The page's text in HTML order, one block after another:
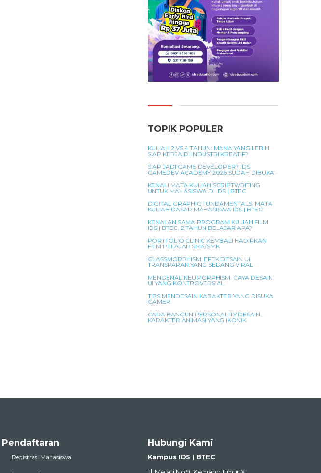
TOPIK POPULER
KULIAH 2 VS 4 TAHUN: MANA YANG LEBIH
SIAP KERJA DI INDUSTRI KREATIF?
SIAP JADI GAME DEVELOPER? IDS
GAMEDEV ACADEMY 2026 SUDAH DIBUKA!
KENALI MATA KULIAH SCRIPTWRITING
UNTUK MAHASISWA DI IDS | BTEC
DIGITAL GRAPHIC FUNDAMENTALS: MATA
KULIAH DASAR MAHASISWA IDS | BTEC
KENALAN SAMA PROGRAM KULIAH FILM
IDS | BTEC, 2 TAHUN BELAJAR APA?
PORTFOLIO CLINIC KEMBALI HADIRKAN
FILM PELAJAR SMA/SMK
GLASSMORPHISM: EFEK DESAIN UI
TRANSPARAN YANG SEDANG VIRAL
MENGENAL NEUMORPHISM: GAYA DESAIN
UI YANG KONTROVERSIAL
TIPS MENDESAIN KARAKTER YANG DISUKAI
GAMER
CARA BANGUN PERSONALITY DESAIN
KARAKTER ANIMASI YANG IKONIK
Pendaftaran
Registrasi Mahasiswa
Hubungi Kami
Kampus IDS | BTEC
Jl. Melati No.9, Kemang Timur XI,